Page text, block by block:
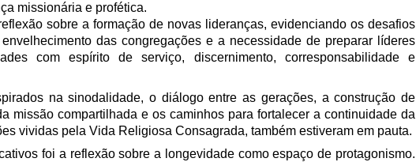
missionária e profética.
sobre a formação de novas lideranças, evidenciando os desafios
das congregações e a necessidade de preparar líderes
com espírito de serviço, discernimento, corresponsabilidade e
na sinodalidade, o diálogo entre as gerações, a construção de
missão compartilhada e os caminhos para fortalecer a continuidade da
vividas pela Vida Religiosa Consagrada, também estiveram em pauta.
foi a reflexão sobre a longevidade como espaço de protagonismo.